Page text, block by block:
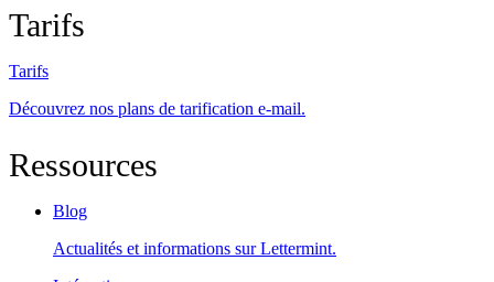
Tarifs
Tarifs
Découvrez nos plans de tarification e-mail.
Ressources
Blog
Actualités et informations sur Lettermint.